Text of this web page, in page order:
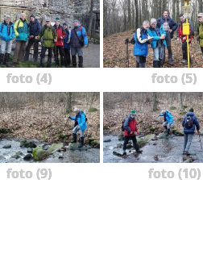
foto (4) foto (5)
foto (9) foto (10)